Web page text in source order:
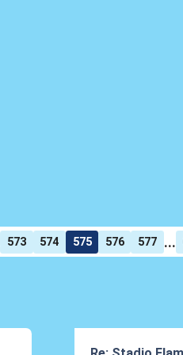
573 574 575 576 577 ...